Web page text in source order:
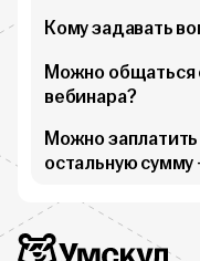
Кому задавать
Можно общаться
вебинара?
Можно
остальную
Дополнительная
Умскул